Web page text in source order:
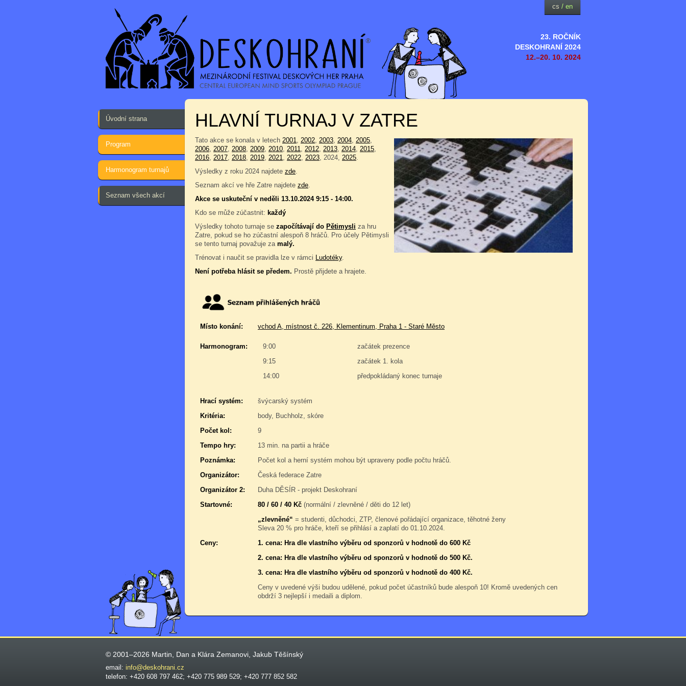
23. ROČNÍK
DESKOHRANÍ 2024
12.–20. 10. 2024
cs / en
Úvodní strana
Program
Harmonogram turnajů
Seznam všech akcí
HLAVNÍ TURNAJ V ZATRE
Tato akce se konala v letech 2001, 2002, 2003, 2004, 2005,
2006, 2007, 2008, 2009, 2010, 2011, 2012, 2013, 2014, 2015,
2016, 2017, 2018, 2019, 2021, 2022, 2023, 2024, 2025.
Výsledky z roku 2024 najdete zde.
Seznam akcí ve hře Zatre najdete zde.
Akce se uskuteční v neděli 13.10.2024 9:15 - 14:00.
Kdo se může zúčastnit: každý
Výsledky tohoto turnaje se započítávají do Pětimysli za hru
Zatre, pokud se ho zúčastní alespoň 8 hráčů. Pro účely Pětimysli
se tento turnaj považuje za malý.
Trénovat i naučit se pravidla lze v rámci Ludotéky.
Není potřeba hlásit se předem. Prostě přijdete a hrajete.
Místo konání: vchod A, místnost č. 226, Klementinum, Praha 1 - Staré Město
Harmonogram: 9:00
začátek prezence
9:15
začátek 1. kola
14:00
předpokládaný konec turnaje
Hrací systém:
švýcarský systém
Kritéria:
body, Buchholz, skóre
Počet kol:
9
Tempo hry:
13 min. na partii a hráče
Poznámka:
Počet kol a herní systém mohou být upraveny podle počtu hráčů.
Organizátor:
Česká federace Zatre
Organizátor 2:
Duha DĚSÍR - projekt Deskohraní
Startovné:
80 / 60 / 40 Kč (normální / zlevněné / děti do 12 let)
„zlevněné“ = studenti, důchodci, ZTP, členové pořádající organizace, těhotné ženy
Sleva 20 % pro hráče, kteří se přihlásí a zaplatí do 01.10.2024.
Ceny:
1. cena: Hra dle vlastního výběru od sponzorů v hodnotě do 600 Kč
2. cena: Hra dle vlastního výběru od sponzorů v hodnotě do 500 Kč.
3. cena: Hra dle vlastního výběru od sponzorů v hodnotě do 400 Kč.
Ceny v uvedené výši budou udělené, pokud počet účastníků bude alespoň 10! Kromě uvedených cen
obdrží 3 nejlepší i medaili a diplom.
© 2001–2026 Martin, Dan a Klára Zemanovi, Jakub Těšínský
email: info@deskohrani.cz
telefon: +420 608 797 462; +420 775 989 529; +420 777 852 582